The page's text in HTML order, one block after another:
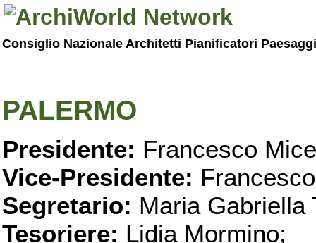
Consiglio Nazionale Architetti Pianificatori
PALERMO
Presidente: Francesco
Vice-Presidente:
Segretario: Maria Gabriella
Tesoriere: Lidia Mormino;